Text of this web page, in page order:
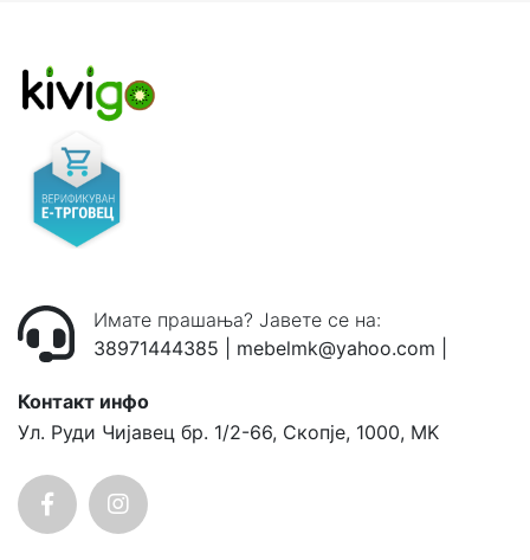
Имате прашања? Јавете се на:
38971444385
mebelmk@yahoo.com
Контакт инфо
Ул. Руди Чијавец бр. 1/2-66, Скопје, 1000, MK